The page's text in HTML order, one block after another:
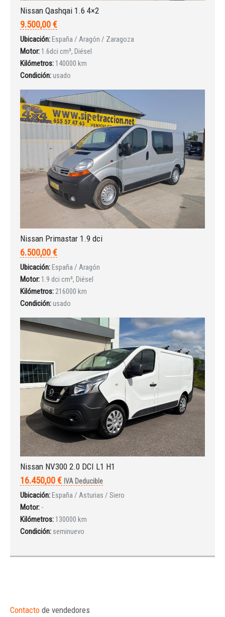
Iniciar sesión
INICIAR SESIÓN
¿Ha olvidado la contraseña?
Nissan Qashqai 1.6 4×2
9.500,00 €
Ubicación:España / Aragón / Zaragoza
Motor: 1.6dci cm³, Diésel
Kilómetros: 140000 km
Condición:usado
Nissan Primastar 1.9 dci
6.500,00 €
Ubicación:España / Aragón
Motor: 1.9 dci cm³, Diésel
Kilómetros:216000 km
Condición:usado
Nissan NV300 2.0 DCI L1 H1
16.450,00 € IVA Deducible
Ubicación:España / Asturias / Siero
Motor: -
Kilómetros: 130000 km
Condición: seminuevo
Contacto de vendedores